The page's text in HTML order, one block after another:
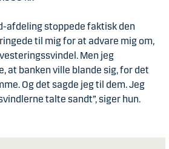
afdeling stoppede faktisk den
til mig for at advare mig om,
Men jeg
at banken ville blande sig, for det
Og det sagde jeg til dem. Jeg
talte sandt”, siger hun.